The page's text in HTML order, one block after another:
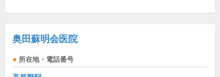
奥田蘇明会医院
所在地・電話番号